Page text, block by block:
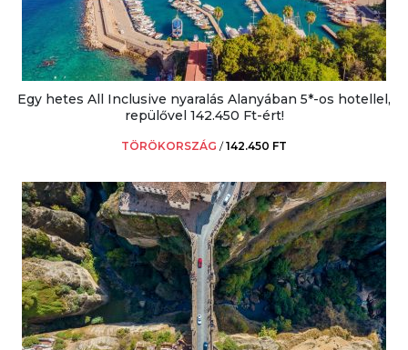
Egy hetes All Inclusive nyaralás Alanyában 5*-os hotellel,
repülővel 142.450 Ft-ért!
TÖRÖKORSZÁG /142.450 FT